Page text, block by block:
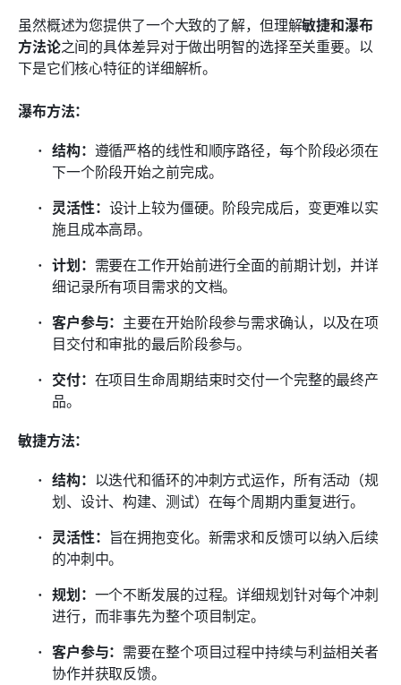
虽然概述为您提供了一个大致的了解，但理解敏捷和瀑布
方法论之间的具体差异对于做出明智的选择至关重要。以
下是它们核心特征的详细解析。
瀑布方法：
结构： 遵循严格的线性和顺序路径，每个阶段必须在
下一个阶段开始之前完成。
灵活性： 设计上较为僵硬。阶段完成后，变更难以实
施且成本高昂。
计划： 需要在工作开始前进行全面的前期计划，并详
细记录所有项目需求的文档。
客户参与： 主要在开始阶段参与需求确认，以及在项
目交付和审批的最后阶段参与。
交付： 在项目生命周期结束时交付一个完整的最终产
品。
敏捷方法：
结构： 以迭代和循环的冲刺方式运作，所有活动（规
划、设计、构建、测试）在每个周期内重复进行。
灵活性： 旨在拥抱变化。新需求和反馈可以纳入后续
的冲刺中。
规划： 一个不断发展的过程。详细规划针对每个冲刺
进行，而非事先为整个项目制定。
客户参与： 需要在整个项目过程中持续与利益相关者
协作并获取反馈。